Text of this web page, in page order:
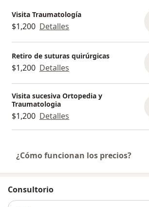
Visita Traumatología
$1,200 Detalles
Retiro de suturas quirúrgicas
$1,200 Detalles
Visita sucesiva Ortopedia y
Traumatologia
$1,200 Detalles
¿Cómo funcionan los precios?
Consultorio